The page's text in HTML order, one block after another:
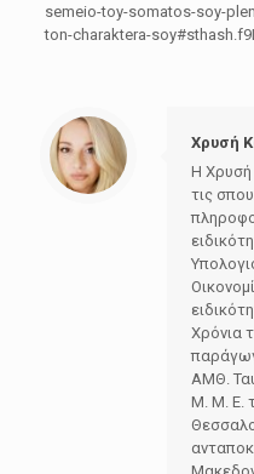
semeio-toy-somatos-soy-
ton-charaktera-
Χρυσή
Η
τις
Χρόνια
ΑΜΘ.
Μ. Μ. Ε.